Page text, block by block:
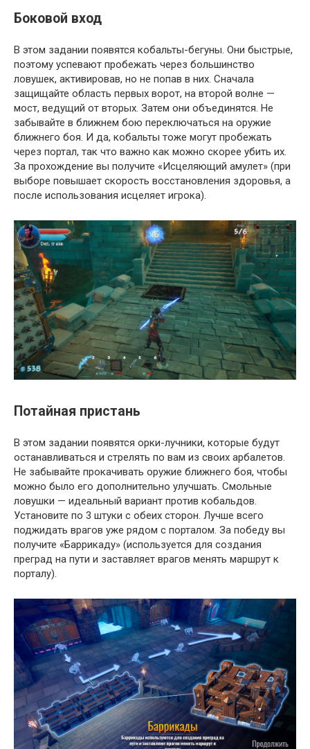
Боковой вход
В этом задании появятся кобальты-бегуны. Они быстрые,
поэтому успевают пробежать через большинство
ловушек, активировав, но не попав в них. Сначала
защищайте область первых ворот, на второй волне —
мост, ведущий от вторых. Затем они объединятся. Не
забывайте в ближнем бою переключаться на оружие
ближнего боя. И да, кобальты тоже могут пробежать
через портал, так что важно как можно скорее убить их.
За прохождение вы получите «Исцеляющий амулет» (при
выборе повышает скорость восстановления здоровья, а
после использования исцеляет игрока).
Потайная пристань
В этом задании появятся орки-лучники, которые будут
останавливаться и стрелять по вам из своих арбалетов.
Не забывайте прокачивать оружие ближнего боя, чтобы
можно было его дополнительно улучшать. Смольные
ловушки — идеальный вариант против кобальдов.
Установите по 3 штуки с обеих сторон. Лучше всего
поджидать врагов уже рядом с порталом. За победу вы
получите «Баррикаду» (используется для создания
преград на пути и заставляет врагов менять маршрут к
порталу).